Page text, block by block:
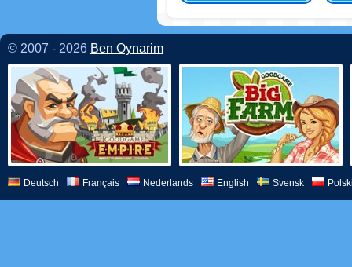
© 2007 - 2026 Ben Oynarim
Deutsch Français Nederlands English Svensk